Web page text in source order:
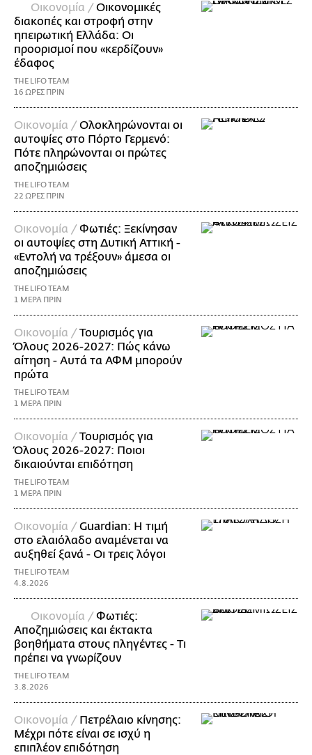
Οικονομία /Οικονομικές
διακοπές και στροφή στην
ηπειρωτική Ελλάδα: Οι
προορισμοί που «κερδίζουν»
έδαφος
THE LIFO TEAM
16 ΩΡΕΣ ΠΡΙΝ
Οικονομία /Ολοκληρώνονται οι
αυτοψίες στο Πόρτο Γερμενό:
Πότε πληρώνονται οι πρώτες
αποζημιώσεις
THE LIFO TEAM
22 ΩΡΕΣ ΠΡΙΝ
Οικονομία /Φωτιές: Ξεκίνησαν
οι αυτοψίες στη Δυτική Αττική -
«Εντολή να τρέξουν» άμεσα οι
αποζημιώσεις
THE LIFO TEAM
1 ΜΕΡΑ ΠΡΙΝ
Οικονομία /Τουρισμός για
Όλους 2026-2027: Πώς κάνω
αίτηση - Αυτά τα ΑΦΜ μπορούν
πρώτα
THE LIFO TEAM
1 ΜΕΡΑ ΠΡΙΝ
Οικονομία /Τουρισμός για
Όλους 2026-2027: Ποιοι
δικαιούνται επιδότηση
THE LIFO TEAM
1 ΜΕΡΑ ΠΡΙΝ
Οικονομία /Guardian: Η τιμή
στο ελαιόλαδο αναμένεται να
αυξηθεί ξανά - Οι τρεις λόγοι
THE LIFO TEAM
4.8.2026
Οικονομία /Φωτιές:
Αποζημιώσεις και έκτακτα
βοηθήματα στους πληγέντες - Τι
πρέπει να γνωρίζουν
THE LIFO TEAM
3.8.2026
Οικονομία / Πετρέλαιο κίνησης:
Μέχρι πότε είναι σε ισχύ η
επιπλέον επιδότηση